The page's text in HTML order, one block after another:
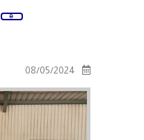
08/05/2024